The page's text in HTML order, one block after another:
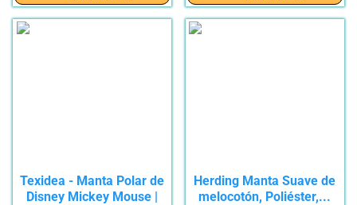
Texidea - Manta Polar de
Disney Mickey Mouse |
Herding Manta Suave de
melocotón, Poliéster,...